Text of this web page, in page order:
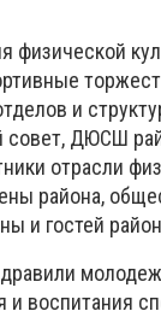
физической
и
совет, ДЮСШ
отрасли
района,
и гостей
и воспитания